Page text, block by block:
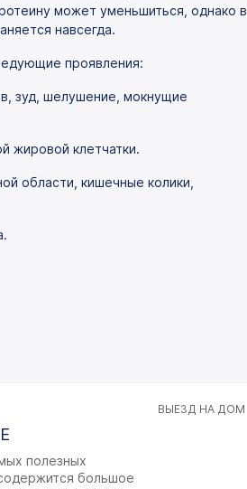
может уменьшиться, однако в
навсегда.
проявления:
зуд, шелушение, мокнущие
жировой клетчатки.
области, кишечные колики,
полезных
большое
ВЫЕЗД НА ДОМ